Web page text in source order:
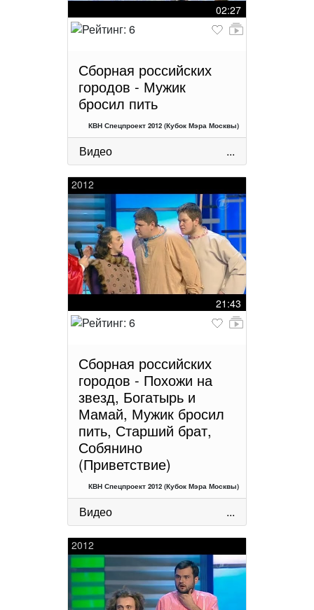
02:27
Сборная российских
городов - Мужик
бросил пить
КВН Спецпроект 2012 (Кубок Мэра Москвы)
Видео ...
2012
21:43
Сборная российских
городов - Похожи на
звезд, Богатырь и
Мамай, Мужик бросил
пить, Старший брат,
Собянино
(Приветствие)
КВН Спецпроект 2012 (Кубок Мэра Москвы)
Видео ...
2012